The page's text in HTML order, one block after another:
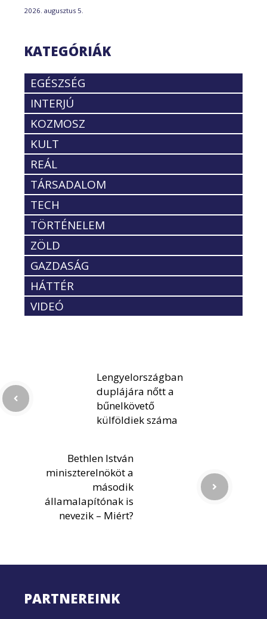
2026. augusztus 5.
KATEGÓRIÁK
EGÉSZSÉG
INTERJÚ
KOZMOSZ
KULT
REÁL
TÁRSADALOM
TECH
TÖRTÉNELEM
ZÖLD
GAZDASÁG
HÁTTÉR
VIDEÓ
Lengyelországban
duplájára nőtt a
bűnelkövető
külföldiek száma
Bethlen István
miniszterelnököt a
második
államalapítónak is
nevezik – Miért?
PARTNEREINK